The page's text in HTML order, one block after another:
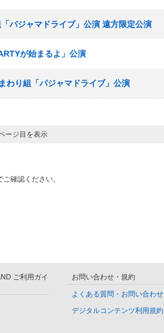
パジャマドライブ」公演 遠方限定公演
が始まるよ」公演
わり組「パジャマドライブ」公演
ジ目を表示
確認ください。
ご利用ガイ
お問い合わせ・規約
よくある質問・お問い合わせ
デジタルコンテンツ利用規約